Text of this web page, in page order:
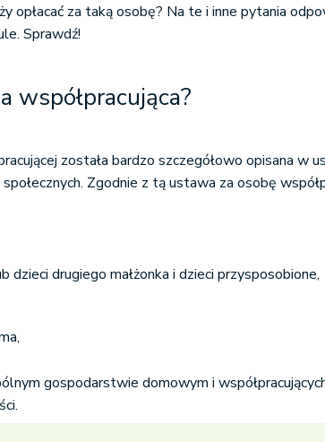
opłacać za taką osobę? Na te i inne pytania
Sprawdź!
współpracująca?
została bardzo szczegółowo opisana w
Zgodnie z tą ustawa za osobę
dzieci drugiego małżonka i dzieci przysposobione,
gospodarstwie domowym i